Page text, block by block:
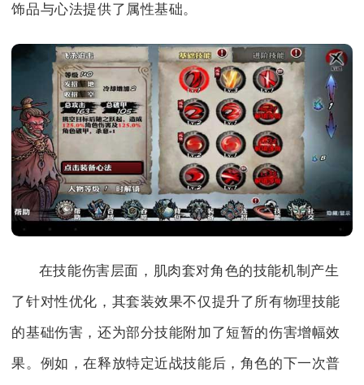
饰品与心法提供了属性基础。
在技能伤害层面，肌肉套对角色的技能机制产生
了针对性优化，其套装效果不仅提升了所有物理技能
的基础伤害，还为部分技能附加了短暂的伤害增幅效
果。例如，在释放特定近战技能后，角色的下一次普